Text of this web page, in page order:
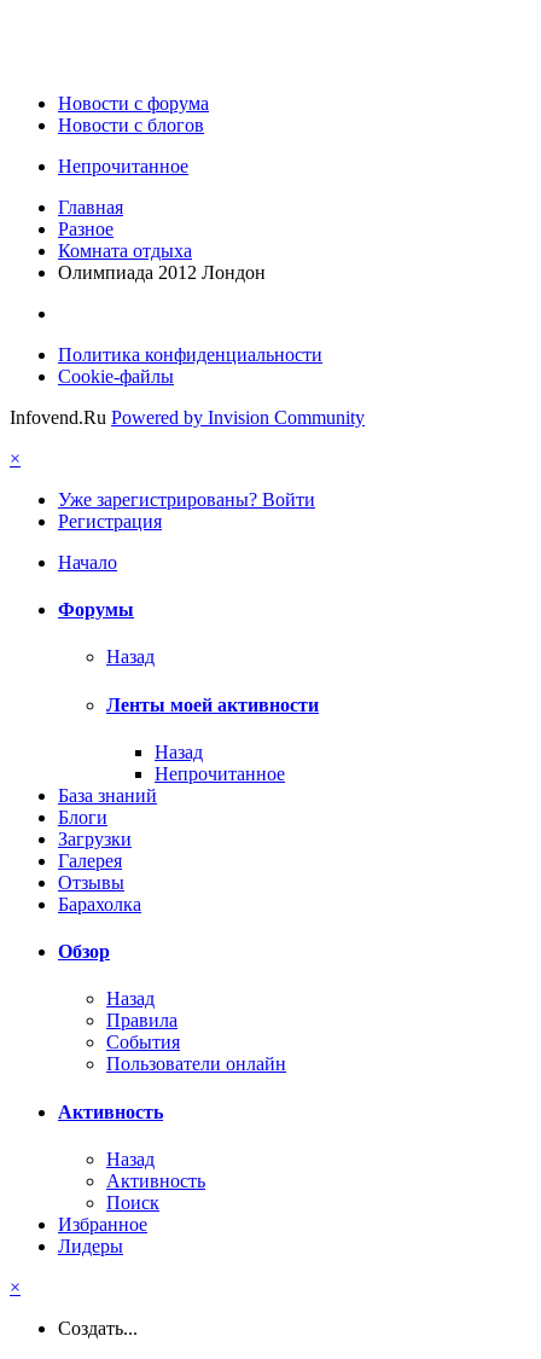
Новости c форума
Новости с блогов
Непрочитанное
Главная
Разное
Комната отдыха
Олимпиада 2012 Лондон
Политика конфиденциальности
Cookie-файлы
Infovend.Ru Powered by Invision Community
×
Уже зарегистрированы? Войти
Регистрация
Начало
Форумы
Назад
Ленты моей активности
Назад
Непрочитанное
База знаний
Блоги
Загрузки
Галерея
Отзывы
Барахолка
Обзор
Назад
Правила
События
Пользователи онлайн
Активность
Назад
Активность
Поиск
Избранное
Лидеры
×
Создать...